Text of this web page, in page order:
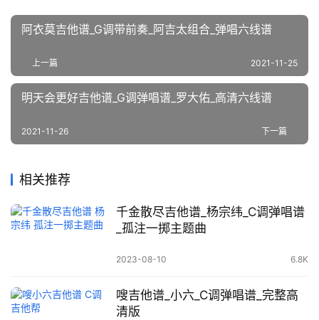
阿衣莫吉他谱_G调带前奏_阿吉太组合_弹唱六线谱
上一篇 2021-11-25
明天会更好吉他谱_G调弹唱谱_罗大佑_高清六线谱
下一篇
2021-11-26
相关推荐
千金散尽吉他谱_杨宗纬_C调弹唱谱
_孤注一掷主题曲
2023-08-10 6.8K
嗖吉他谱_小六_C调弹唱谱_完整高
清版